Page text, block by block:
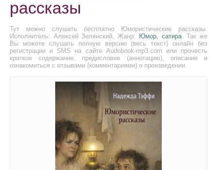
рассказы
Тут можно слушать бесплатно Юмористические рассказы.
Исполнитель: Алексей Зеленский, Жанр:
Юмор, сатира. Так же
Вы можете слушать полную версию (весь текст) онлайн без
регистрации и SMS на сайте Audobook-mp3.com или прочесть
краткое содержание, предисловие (аннотацию), описание и
ознакомиться с отзывами (комментариями) о произведении.